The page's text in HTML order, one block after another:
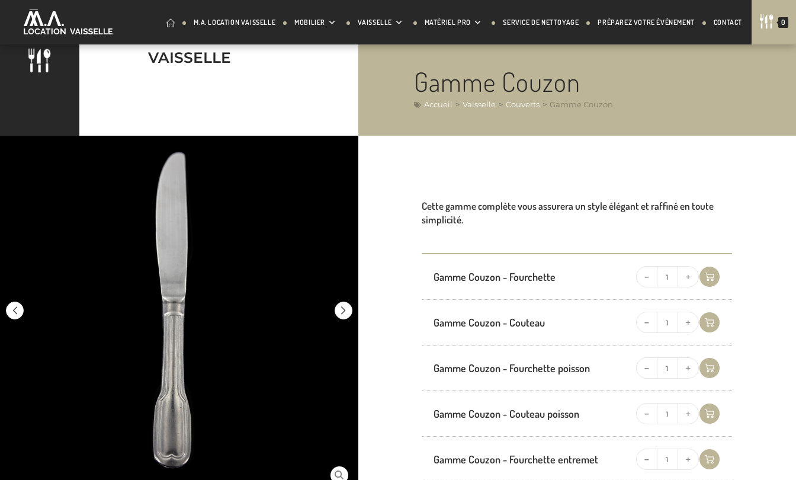
M.A. LOCATION VAISSELLE MOBILIER VAISSELLE MATÉRIEL PRO SERVICE DE NETTOYAGE PRÉPAREZ VOTRE ÉVÉNEMENT CONTACT 0
VAISSELLE
Gamme Couzon
Accueil > Vaisselle > Couverts > Gamme Couzon
Cette gamme complète vous assurera un style élégant et raffiné en toute
simplicité.
Gamme Couzon - Fourchette
Gamme Couzon - Couteau
Gamme Couzon - Fourchette poisson
Gamme Couzon - Couteau poisson
Gamme Couzon - Fourchette entremet